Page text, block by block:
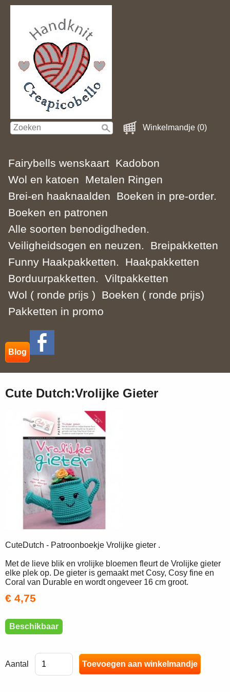
Winkelmandje (0)
Fairybells wenskaart Kadobon
Wol en katoen
Metalen Ringen
Brei-en haaknaalden
Boeken in pre-order.
Boeken en patronen
Alle soorten benodigdheden.
Veiligheidsogen en neuzen.
Breipakketten
Funny Haakpakketten.
Haakpakketten
Borduurpakketten.
Viltpakketten
Wol ( ronde prijs )
Boeken ( ronde prijs)
Pakketten in promo
Blog
Cute Dutch:Vrolijke Gieter
CuteDutch - Patroonboekje Vrolijke gieter .
Met de lieve blik en vrolijke bloemen fleurt de Vrolijke gieter
elke plek op. De gieter is gemaakt met Cosy, Cosy fine en
Coral van Durable en wordt ongeveer 16 cm groot.
€ 4,75
Beschikbaar
Aantal